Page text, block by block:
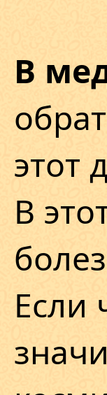
В
этот
В
Если